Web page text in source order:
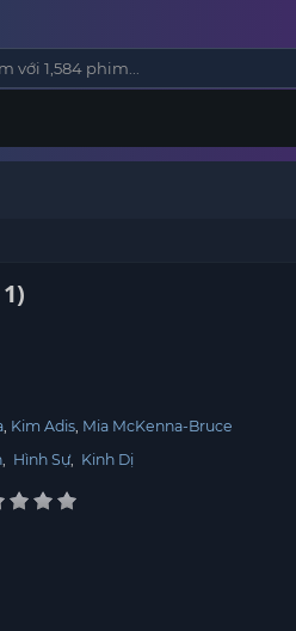
Kim Adis Mia McKenna-Bruce
, Hình Sự, Kinh Dị